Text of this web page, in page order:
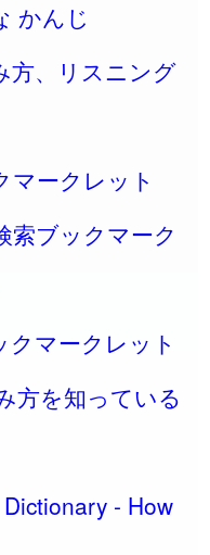
かんじ
方、リスニング
マークレット
索ブックマーク
クマークレット
方を知っている
- How